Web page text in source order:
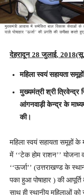
देहरादून 28 जुलाई,
महिला स्वयं सहायता
मुख्यमंत्री श्री त्रिवेन्द्र
आंगनवाड़ी केन्द्र के माध्यम
की।
महिला स्वयं सहायता समूहों
में ‘‘टेक होम राशन’’ योजना
‘‘ऊर्जा’’ (उत्तराखण्ड के
पका हुआ पोषाहार ) की
साथ ही स्थानीय महिलाओं